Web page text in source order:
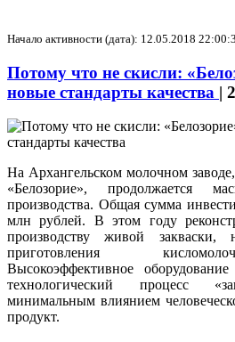
Начало активности (дата): 12.05.2018
Потому что не скисли:
новые стандарты качества |
На Архангельском молочном
«Белозорие», продолжается
производства. Общая сумма
млн рублей. В этом году
производству живой
приготовления
Высокоэффективное оборудование
технологический процесс
минимальным влиянием
продукт.